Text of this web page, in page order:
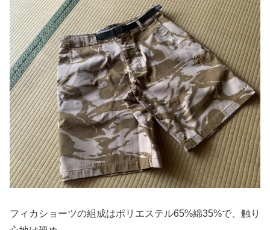
フィカショーツの組成はポリエステル65%綿35%で、触り